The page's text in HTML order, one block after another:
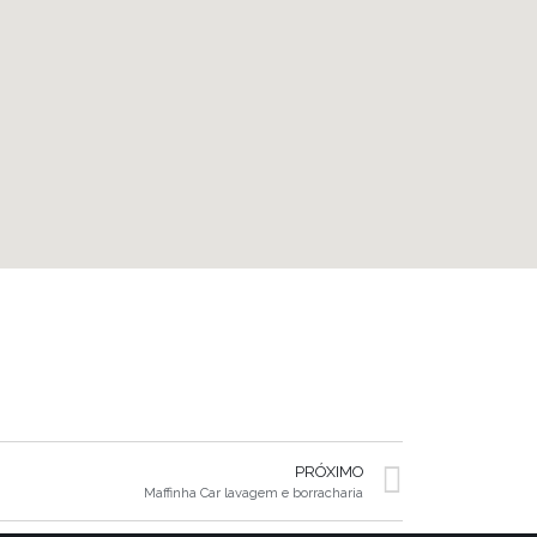
PRÓXIMO
Maffinha Car lavagem e borracharia